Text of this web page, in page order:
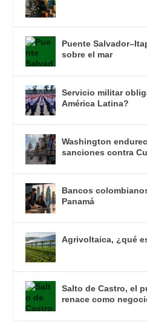
Puente
sobre el mar
Servicio militar
América Latina?
Washington
sanciones contra
Bancos
Panamá
Agrivoltaica, ¿qué
Salto de Castro, el
renace como